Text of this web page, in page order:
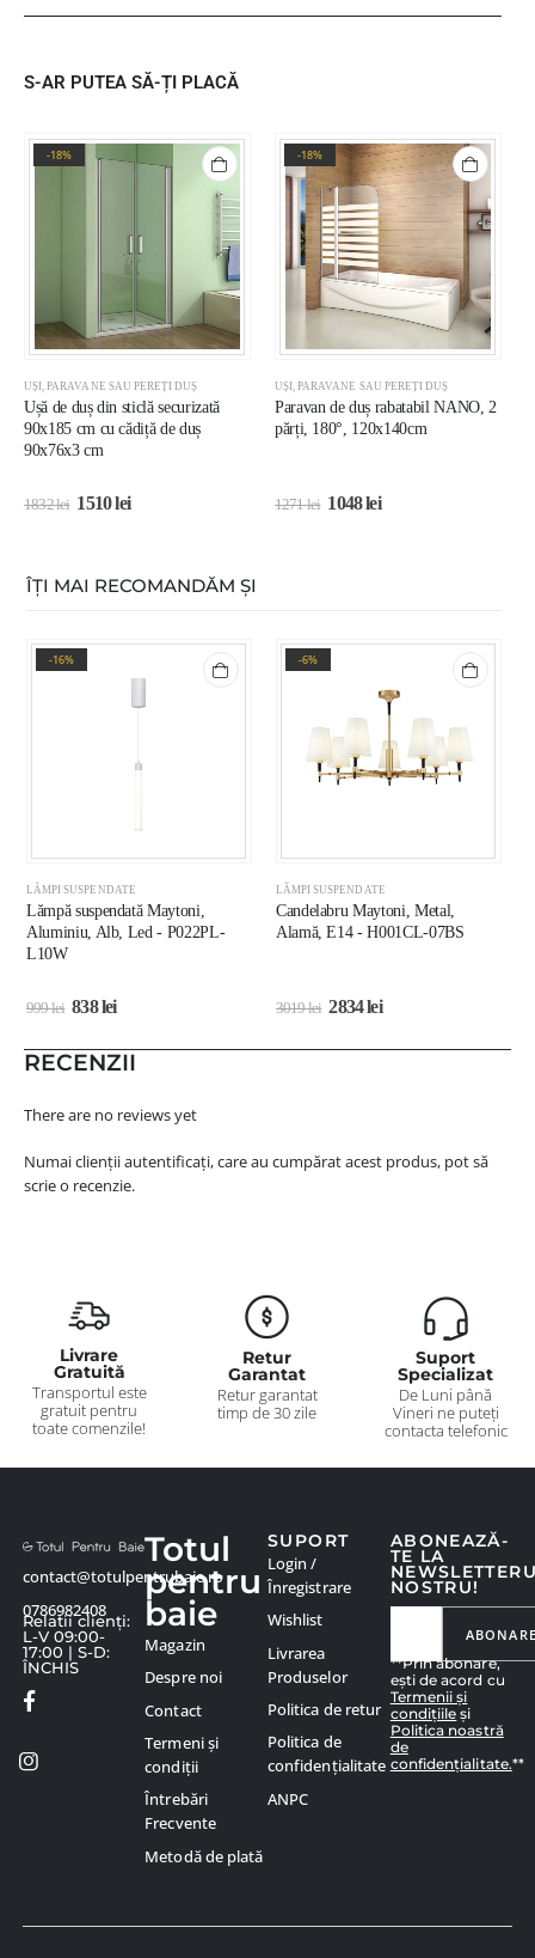
S-AR PUTEA SĂ-ȚI PLACĂ
-18%
UȘI, PARAVANE SAU PEREȚI DUȘ
Ușă de duș din sticlă securizată
90x185 cm cu cădiță de duș
90x76x3 cm
1832lei 1510lei
-18%
UȘI, PARAVANE SAU PEREȚI DUȘ
Paravan de duș rabatabil NANO, 2
părți, 180°, 120x140cm
1271lei 1048lei
ÎȚI MAI RECOMANDĂM ȘI
-16%
LĂMPI SUSPENDATE
Lămpă suspendată Maytoni,
Aluminiu, Alb, Led - P022PL-
L10W
999lei 838lei
-6%
LĂMPI SUSPENDATE
Candelabru Maytoni, Metal,
Alamă, E14 - H001CL-07BS
3019lei 2834lei
RECENZII
There are no reviews yet
Numai clienții autentificați, care au cumpărat acest produs, pot să
scrie o recenzie.
Livrare
Gratuită
Transportul este
gratuit pentru
toate comenzile!
Retur
Garantat
Retur garantat
timp de 30 zile
Suport
Specializat
De Luni până
Vineri ne puteți
contacta telefonic
contact@totulpentrubaie.ro
0786982408
Relatii clienți:
L-V 09:00-
17:00 | S-D:
ÎNCHIS
ABONEAZĂ-
TE LA
NOSTRU!
**Prin abonare,
ești de acord cu
Termenii și
condițiile și
Politica noastră
de
confidențialitate.**
Totul
pentru
baie
Magazin
Despre noi
Contact
Termeni și
condiții
Întrebări
Frecvente
Metodă de plată
SUPORT
Login /
Înregistrare
Wishlist
Livrarea
Produselor
Politica de retur
Politica de
confidențialitate
ANPC